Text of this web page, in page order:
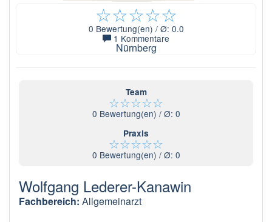
☆☆☆☆☆
0 Bewertung(en) / Ø: 0.0
1 Kommentare
Nürnberg
Team
☆☆☆☆☆
0 Bewertung(en) / Ø: 0
Praxis
☆☆☆☆☆
0 Bewertung(en) / Ø: 0
Wolfgang Lederer-Kanawin
Fachbereich: Allgemeinarzt